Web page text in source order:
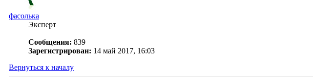
фасолька
Эксперт
Сообщения: 839
Зарегистрирован: 14 май 2017, 16:03
Вернуться к началу